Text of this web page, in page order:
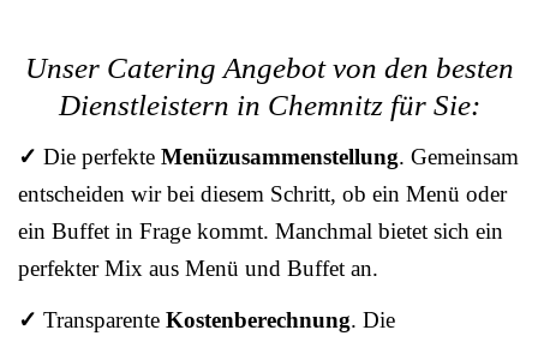
Unser Catering Angebot von den besten
Dienstleistern in Chemnitz für Sie:
✓ Die perfekte Menüzusammenstellung. Gemeinsam
entscheiden wir bei diesem Schritt, ob ein Menü oder
ein Buffet in Frage kommt. Manchmal bietet sich ein
perfekter Mix aus Menü und Buffet an.
✓ Transparente Kostenberechnung. Die